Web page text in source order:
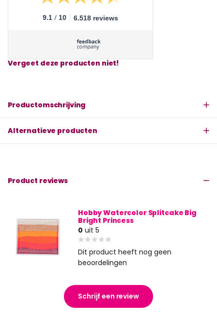
9.1 / 10 6.518 reviews
Vergeet deze producten niet!
Productomschrijving
Alternatieve producten
Product reviews
Hobby Watercolor Splitcake Big
Bright Princess
0 uit 5
Dit product heeft nog geen
beoordelingen
Schrijf een review